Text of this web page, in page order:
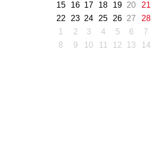
15
16 17 18 19 20
21
22
23 24 25 26 27
28
1
2 3 4 5 6
7
8
9 10 11 12 13 14